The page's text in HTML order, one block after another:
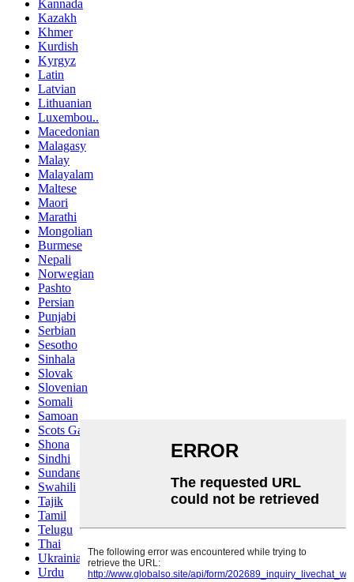
Kannada
Kazakh
Khmer
Kurdish
Kyrgyz
Latin
Latvian
Lithuanian
Luxembou..
Macedonian
Malagasy
Malay
Malayalam
Maltese
Maori
Marathi
Mongolian
Burmese
Nepali
Norwegian
Pashto
Persian
Punjabi
Serbian
Sesotho
Sinhala
Slovak
Slovenian
Somali
Samoan
Scots Gaelic
Shona
Sindhi
Sundanese
Swahili
Tajik
Tamil
Telugu
Thai
Ukrainian
Urdu